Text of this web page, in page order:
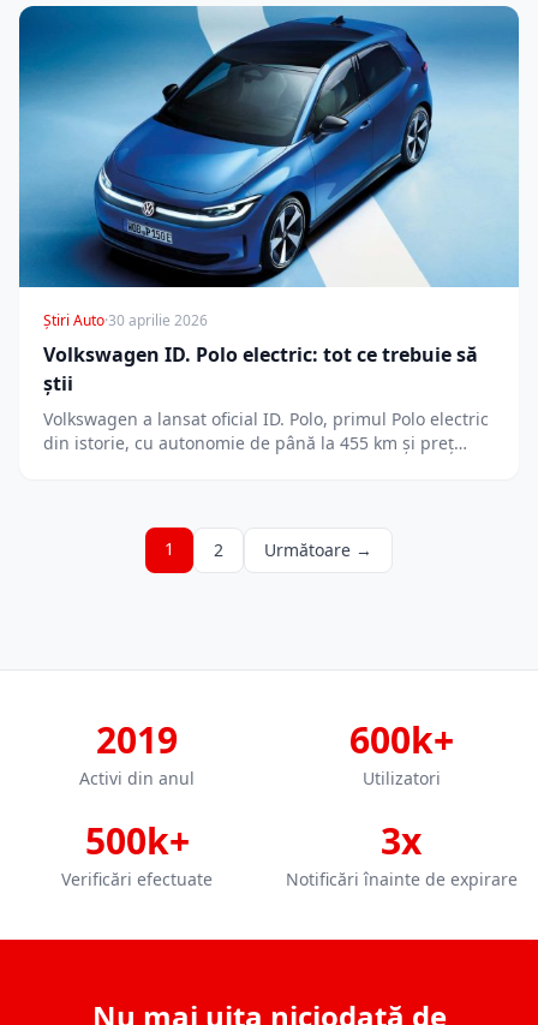
Știri Auto·30 aprilie 2026
Volkswagen ID. Polo electric: tot ce trebuie să
știi
Volkswagen a lansat oficial ID. Polo, primul Polo electric
din istorie, cu autonomie de până la 455 km și preț…
1 2 Următoare →
2019
Activi din anul
600k+
Utilizatori
500k+
Verificări efectuate
3x
Notificări înainte de expirare
Nu mai uita niciodată de